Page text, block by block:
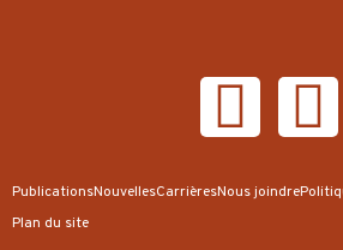
PublicationsNouvellesCarrièresNous joindre
Plan du site